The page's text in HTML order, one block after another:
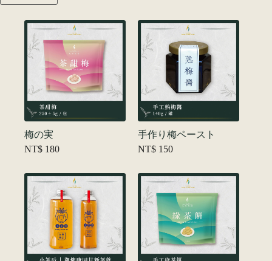
梅の実
NT$ 180
手作り梅ペースト
NT$ 150